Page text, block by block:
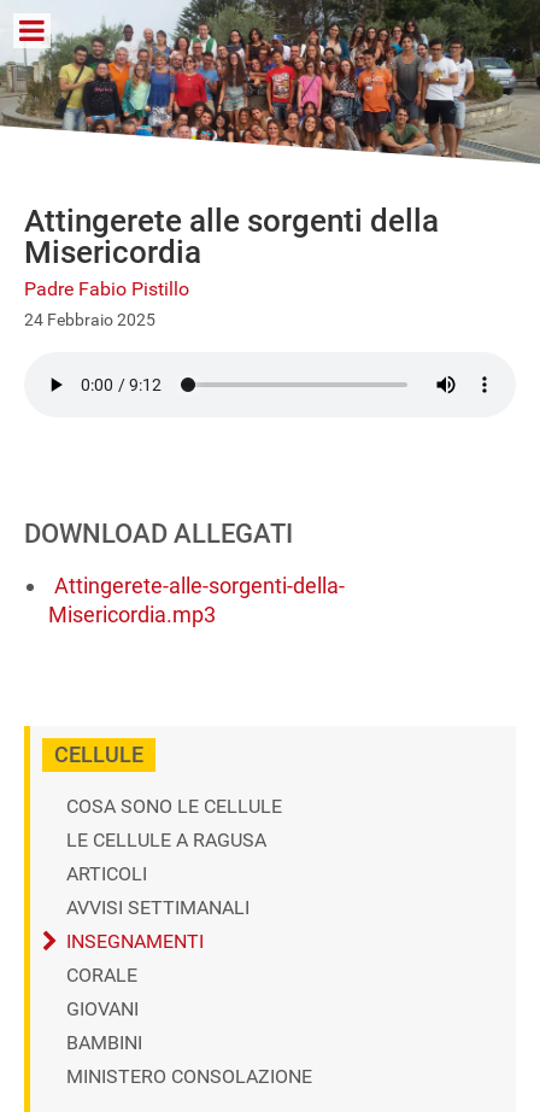
Attingerete alle sorgenti della
Misericordia
Padre Fabio Pistillo
24 Febbraio 2025
DOWNLOAD ALLEGATI
Attingerete-alle-sorgenti-della-
Misericordia.mp3
CELLULE
COSA SONO LE CELLULE
LE CELLULE A RAGUSA
ARTICOLI
AVVISI SETTIMANALI
INSEGNAMENTI
CORALE
GIOVANI
BAMBINI
MINISTERO CONSOLAZIONE